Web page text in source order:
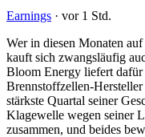
Earnings · vor 1 Std.
Wer in diesen Monaten
kauft sich zwangsläufig
Bloom Energy liefert
Brennstoffzellen-
stärkste Quartal seiner
Klagewelle wegen seiner
zusammen, und beides